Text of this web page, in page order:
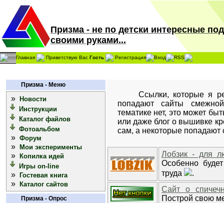
Призма - не по детски интересные
своими руками...
Главная Приветствую Вас Гость Регистрация Вход RSS
Призма - Меню
»
Новости
Инструкции
Каталог файлов
Фотоальбом
» Форум
» Мои эксперименты
»
Копилка идей
Игры on-line
» Гостевая книга
» Каталог сайтов
Призма - Опрос
Ссылки, которые я
попадают сайты
тематике нет, это может
или даже блог о вышивке
сам, а некоторые
Лобзик - для
Особенно
труда
.
Сайт о
Построй свою